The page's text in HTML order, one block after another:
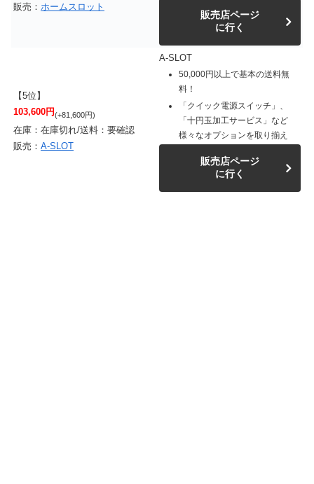
販売： ホームスロット
販売店ページ
に行く
【5位】
103,600円(+81,600円)
在庫：在庫切れ/送料：要確認
販売： A-SLOT
A-SLOT
50,000円以上で基本の送料無
料！
「クイック電源スイッチ」、
「十円玉加工サービス」など
様々なオプションを取り揃え
販売店ページ
に行く